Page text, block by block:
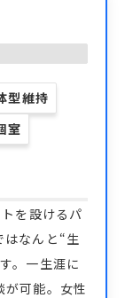
型維持
室
を設けるパ
はなんと“生
。一生涯に
が可能。女性